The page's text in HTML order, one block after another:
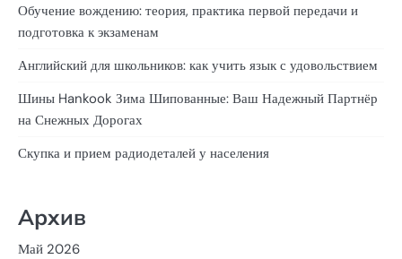
Обучение вождению: теория, практика первой передачи и
подготовка к экзаменам
Английский для школьников: как учить язык с удовольствием
Шины Hankook Зима Шипованные: Ваш Надежный Партнёр
на Снежных Дорогах
Скупка и прием радиодеталей у населения
Архив
Май 2026